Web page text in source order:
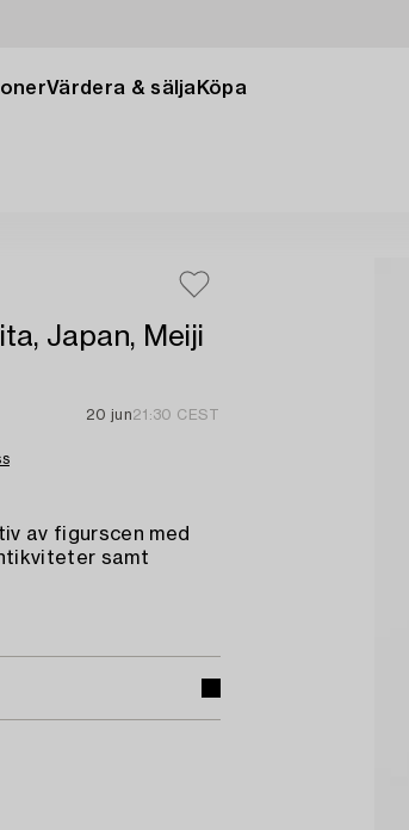
Värdera & sälja Köpa
Japan, Meiji
20 jun21:30 CEST
av figurscen med
samt